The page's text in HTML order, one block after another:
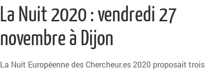
La Nuit 2020 : vendredi 27
novembre à Dijon
La Nuit Européenne des Chercheur.es 2020 proposait trois